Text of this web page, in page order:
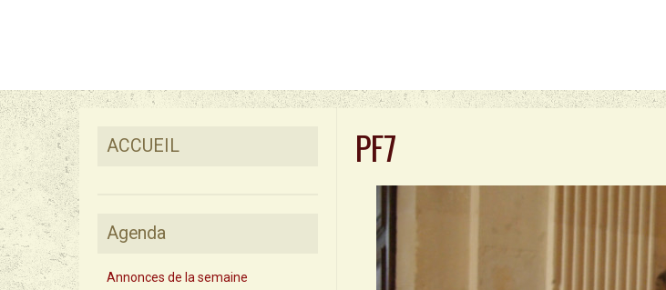
PF7
ACCUEIL
Agenda
Annonces de la semaine